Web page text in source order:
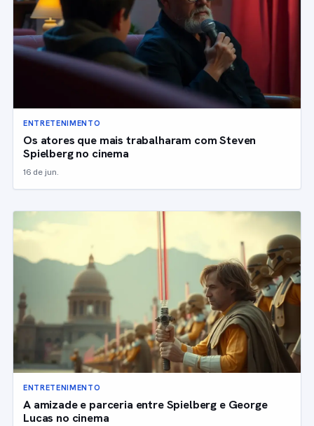
ENTRETENIMENTO
Os atores que mais trabalharam com Steven
Spielberg no cinema
16 de jun.
ENTRETENIMENTO
A amizade e parceria entre Spielberg e George
Lucas no cinema